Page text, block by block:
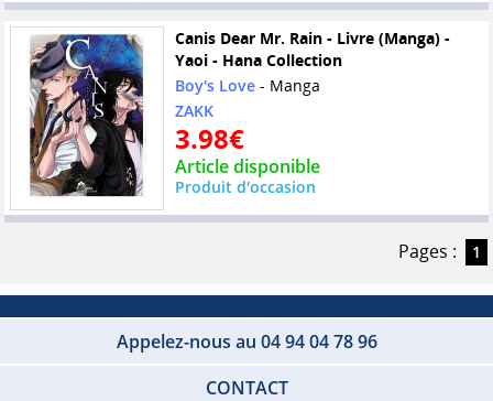
Canis Dear Mr. Rain - Livre (Manga) -
Yaoi - Hana Collection
Boy's Love- Manga
ZAKK
3.98€
Article disponible
Produit d'occasion
Pages : 1
Appelez-nous au 04 94 04 78 96
CONTACT